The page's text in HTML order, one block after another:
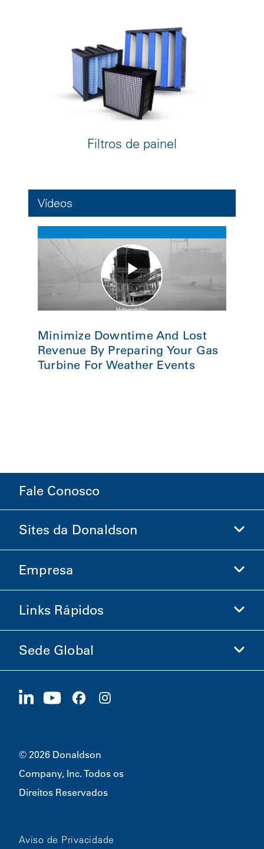
Filtros de painel
Vídeos
Minimize Downtime And Lost
Revenue By Preparing Your Gas
Turbine For Weather Events
Fale Conosco
Sites da Donaldson
Donaldson Life Sciences
Empresa
Informações sobre a Empresa
Carreiras
Links Rápidos
Investidores
Sustentabilidade
Sede Global
1400 W 94th Street
© 2026 Donaldson
Company, Inc. Todos os
Direitos Reservados
Aviso de Privacidade